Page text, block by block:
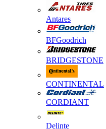
Antares
BFGoodrich
BRIDGESTONE
CONTINENTAL
CORDIANT
Delinte